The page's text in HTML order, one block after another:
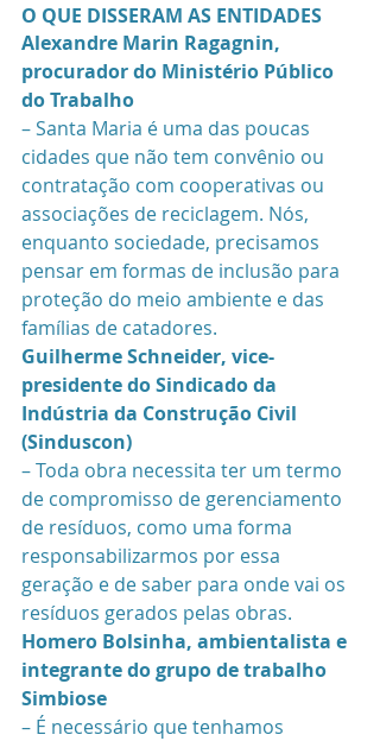
O QUE DISSERAM AS ENTIDADES
Alexandre Marin Ragagnin,
procurador do Ministério Público
do Trabalho
– Santa Maria é uma das poucas
cidades que não tem convênio ou
contratação com cooperativas ou
associações de reciclagem. Nós,
enquanto sociedade, precisamos
pensar em formas de inclusão para
proteção do meio ambiente e das
famílias de catadores.
Guilherme Schneider, vice-
presidente do Sindicado da
Indústria da Construção Civil
(Sinduscon)
– Toda obra necessita ter um termo
de compromisso de gerenciamento
de resíduos, como uma forma
responsabilizarmos por essa
geração e de saber para onde vai os
resíduos gerados pelas obras.
Homero Bolsinha, ambientalista e
integrante do grupo de trabalho
Simbiose
– É necessário que tenhamos